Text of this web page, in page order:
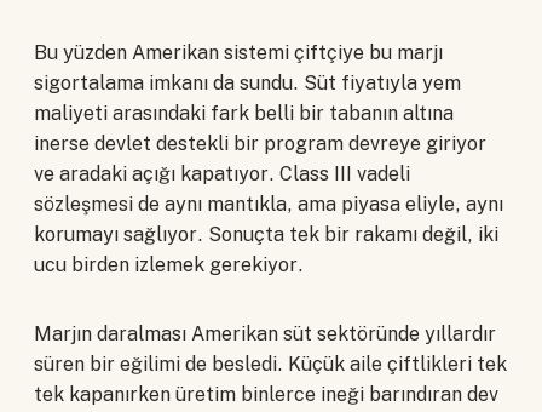
Bu yüzden Amerikan sistemi çiftçiye bu marjı
sigortalama imkanı da sundu. Süt fiyatıyla yem
maliyeti arasındaki fark belli bir tabanın altına
inerse devlet destekli bir program devreye giriyor
ve aradaki açığı kapatıyor. Class III vadeli
sözleşmesi de aynı mantıkla, ama piyasa eliyle, aynı
korumayı sağlıyor. Sonuçta tek bir rakamı değil, iki
ucu birden izlemek gerekiyor.
Marjın daralması Amerikan süt sektöründe yıllardır
süren bir eğilimi de besledi. Küçük aile çiftlikleri tek
tek kapanırken üretim binlerce ineği barındıran dev